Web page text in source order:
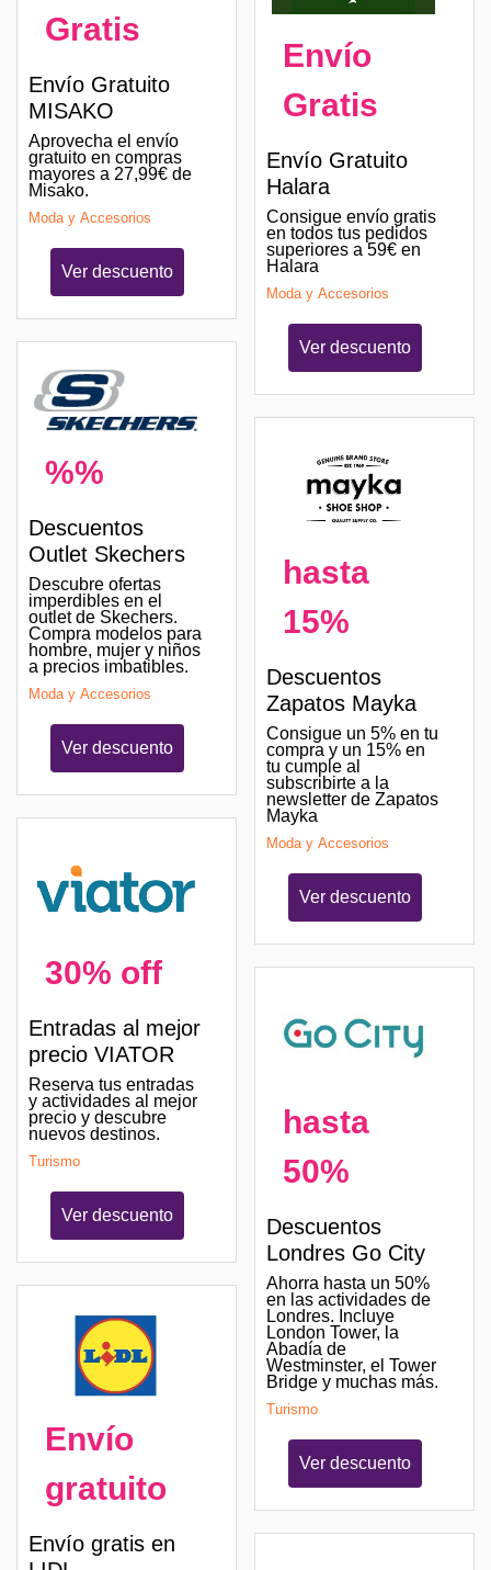
Gratis
Envío Gratuito
MISAKO
Aprovecha el envío
gratuito en compras
mayores a 27,99€ de
Misako.
Moda y Accesorios
Ver descuento
%%
Descuentos
Outlet Skechers
Descubre ofertas
imperdibles en el
outlet de Skechers.
Compra modelos para
hombre, mujer y niños
a precios imbatibles.
Moda y Accesorios
Ver descuento
30% off
Entradas al mejor
precio VIATOR
Reserva tus entradas
y actividades al mejor
precio y descubre
nuevos destinos.
Turismo
Ver descuento
Envío
gratuito
Envío gratis en
Envío
Gratis
Envío Gratuito
Halara
Consigue envío gratis
en todos tus pedidos
superiores a 59€ en
Halara
Moda y Accesorios
Ver descuento
hasta
15%
Descuentos
Zapatos Mayka
Consigue un 5% en tu
compra y un 15% en
tu cumple al
subscribirte a la
newsletter de Zapatos
Mayka
Moda y Accesorios
Ver descuento
hasta
50%
Descuentos
Londres Go City
Ahorra hasta un 50%
en las actividades de
Londres. Incluye
London Tower, la
Abadía de
Westminster, el Tower
Bridge y muchas más.
Turismo
Ver descuento